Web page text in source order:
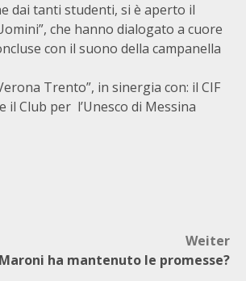
dai tanti studenti, si è aperto il
che hanno dialogato a cuore
con il suono della campanella
Trento”, in sinergia con: il CIF
il Club per l’Unesco di Messina
Weiter
ha mantenuto le promesse?